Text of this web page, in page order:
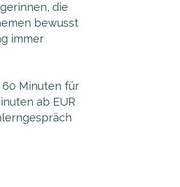
die
bewusst
immer
60 Minuten für
ab EUR